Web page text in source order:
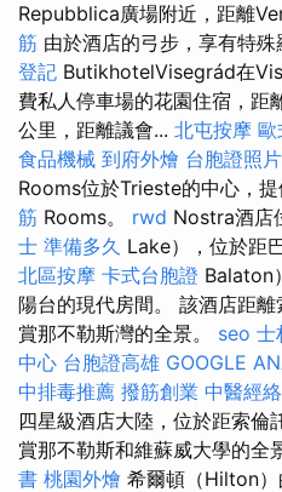
Repubblica廣場附近，距離
筋 由於酒店的弓步，享有特殊
登記 ButikhotelVisegrád在
費私人停車場的花園住宿，距
公里，距離議會... 北屯按摩 歐
食品機械 到府外燴 台胞證照片
Rooms位於Trieste的中心，
筋 Rooms。 rwd Nostra酒店
士 準備多久 Lake），位於距
北區按摩 卡式台胞證 Balaton
陽台的現代房間。 該酒店距
賞那不勒斯灣的全景。 seo 士
中心 台胞證高雄 GOOGLE
中排毒推薦 撥筋創業 中醫經
四星級酒店大陸，位於距索倫
賞那不勒斯和維蘇威大學的全
書 桃園外燴 希爾頓（Hilton